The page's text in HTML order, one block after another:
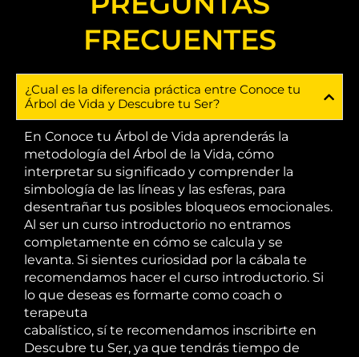
FRECUENTES
¿Cual es la diferencia práctica entre Conoce tu
Árbol de Vida y Descubre tu Ser?
En Conoce tu Árbol de Vida aprenderás la
metodología del Árbol de la Vida, cómo
interpretar su significado y comprender la
simbología de las líneas y las esferas, para
desentrañar tus posibles bloqueos emocionales.
Al ser un curso introductorio no entramos
completamente en cómo se calcula y se
levanta. Si sientes curiosidad por la cábala te
recomendamos hacer el curso introductorio. Si
lo que deseas es formarte como coach o
terapeuta
cabalístico, sí te recomendamos inscribirte en
Descubre tu Ser, ya que tendrás tiempo de